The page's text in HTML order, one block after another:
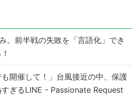
。前半戦の失敗を「言語化」でき
も開催して！」台風接近の中、保護
ぎるLINE - Passionate Request